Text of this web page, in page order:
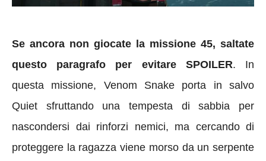
Se ancora non giocate la missione 45, saltate
questo paragrafo per evitare SPOILER. In
questa missione, Venom Snake porta in salvo
Quiet sfruttando una tempesta di sabbia per
nascondersi dai rinforzi nemici, ma cercando di
proteggere la ragazza viene morso da un serpente